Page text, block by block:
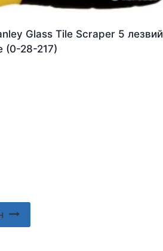
Glass Tile Scraper 5 лезвий
(0-28-217)